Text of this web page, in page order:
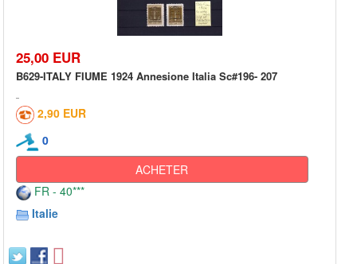
25,00 EUR
B629-ITALY FIUME 1924 Annesione Italia Sc#196- 207
2,90 EUR
0
ACHETER
FR - 40***
Italie